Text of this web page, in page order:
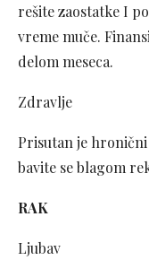
rešite zaostatke I
vreme muče.
delom meseca.
Zdravlje
Prisutan je hronični
bavite se blagom
RAK
Ljubav